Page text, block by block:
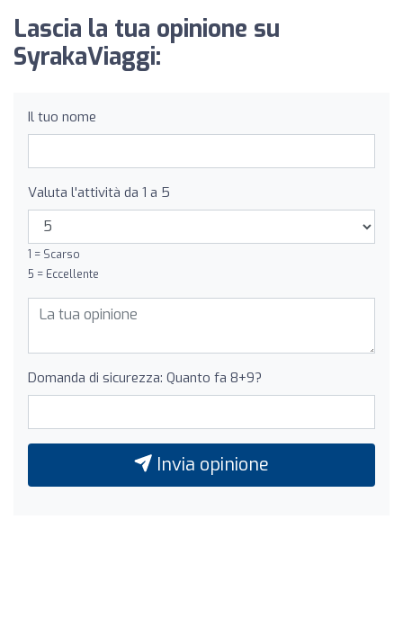
Lascia la tua opinione su
SyrakaViaggi:
Il tuo nome
Valuta l'attività da 1 a 5
1 = Scarso
5 = Eccellente
Domanda di sicurezza: Quanto fa 8+9?
Invia opinione